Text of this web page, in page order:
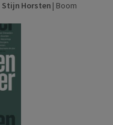
Stijn Horsten | Boom